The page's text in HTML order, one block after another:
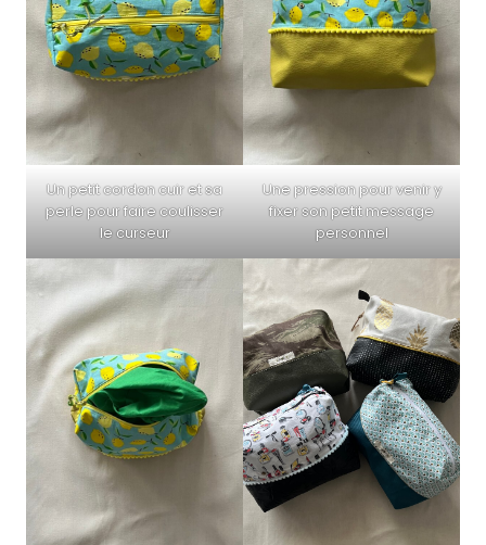
Un petit cordon cuir et sa
perle pour faire coulisser
le curseur
Une pression pour venir y
fixer son petit message
personnel